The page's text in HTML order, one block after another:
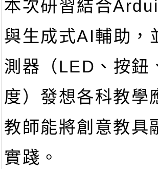
本次研習結合
與生成式AI輔助，
測器（LED、按鈕
度）發想各科教學
教師能將創意教具
實踐。